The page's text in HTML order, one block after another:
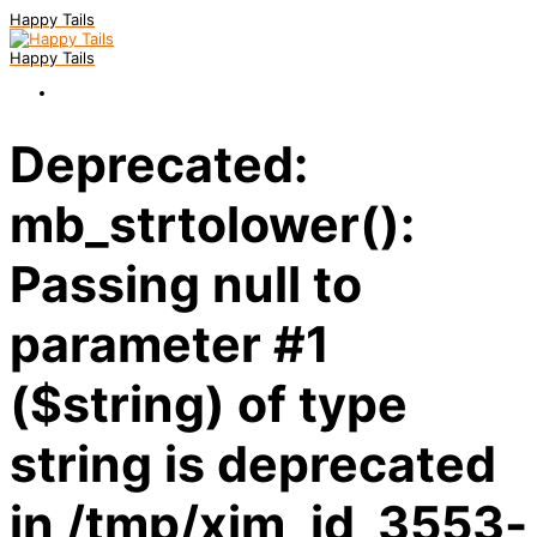
Happy Tails
Happy Tails
Deprecated:
mb_strtolower():
Passing null to
parameter #1
($string) of type
string is deprecated
in /tmp/xim_id_3553-